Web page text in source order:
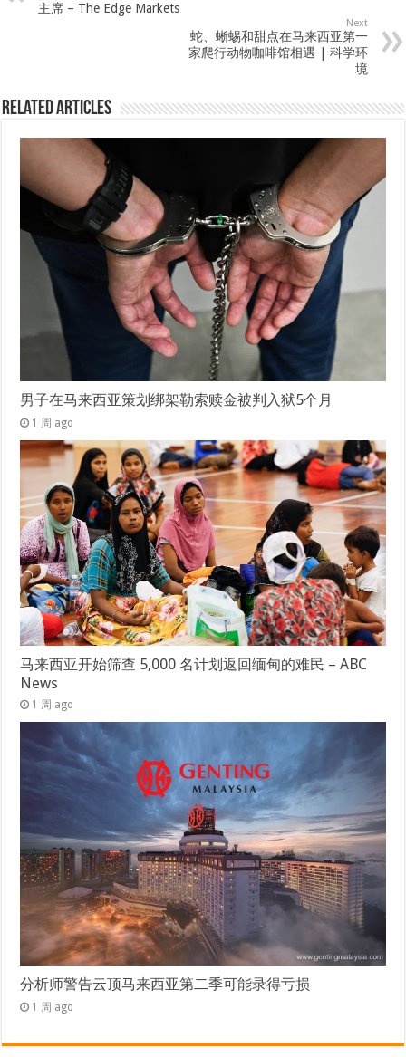
主席 – The Edge Markets
Next
蛇、蜥蜴和甜点在马来西亚第一
家爬行动物咖啡馆相遇 | 科学环
境
Related Articles
男子在马来西亚策划绑架勒索赎金被判入狱5个月
1 周 ago
马来西亚开始筛查 5,000 名计划返回缅甸的难民 – ABC
News
1 周 ago
分析师警告云顶马来西亚第二季可能录得亏损
1 周 ago